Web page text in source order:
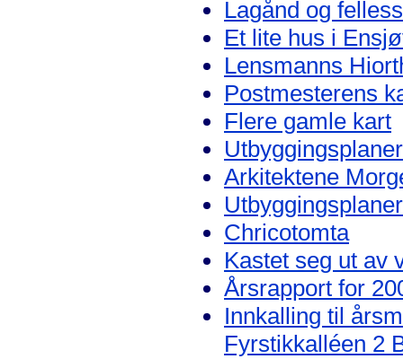
Lagånd og
Et lite hus i
Lensmanns
Postmesterens
Flere gamle kart
Arkitektene
Chricotomta
Kastet seg ut av
Årsrapport for
Innkalling til
Fyrstikkalléen 2